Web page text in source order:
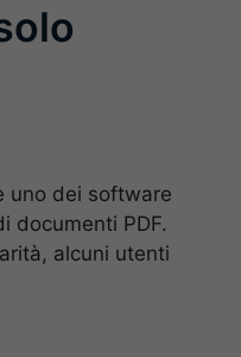
uno dei software
documenti PDF.
alcuni utenti